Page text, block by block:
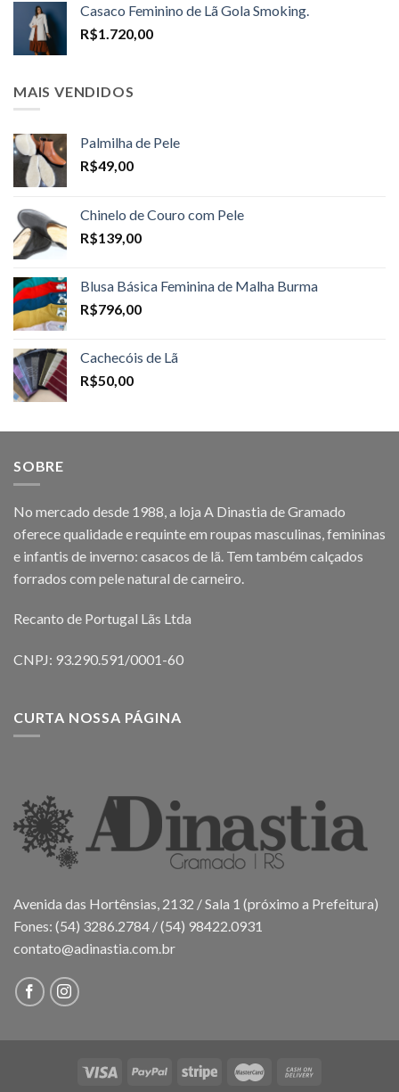
through
Casaco Feminino de Lã Gola Smoking.
R$1.720,00
MAIS VENDIDOS
Palmilha de Pele
R$49,00
Chinelo de Couro com Pele
R$139,00
Blusa Básica Feminina de Malha Burma
R$796,00
Cachecóis de Lã
R$50,00
SOBRE
No mercado desde 1988, a loja A Dinastia de Gramado
oferece qualidade e requinte em roupas masculinas, femininas
e infantis de inverno: casacos de lã. Tem também calçados
forrados com pele natural de carneiro.
Recanto de Portugal Lãs Ltda
CNPJ: 93.290.591/0001-60
CURTA NOSSA PÁGINA
Avenida das Hortênsias, 2132 / Sala 1 (próximo a Prefeitura)
Fones: (54) 3286.2784 / (54) 98422.0931
contato@adinastia.com.br